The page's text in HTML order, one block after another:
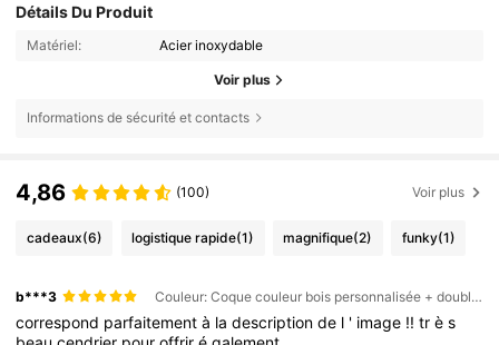
Détails Du Produit
Matériel: Acier inoxydable
Voir plus
Informations de sécurité et contacts
4,86 (100) Voir plus
cadeaux(6) logistique rapide(1) magnifique(2) funky(1)
b***3 Couleur: Coque couleur bois personnalisée + doublure en acier inoxydable doré
correspond parfaitementà ladescriptionde l ' image !!très